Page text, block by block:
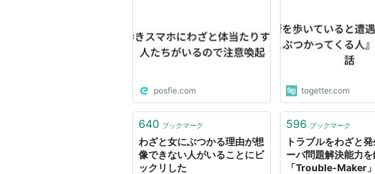
posfie.com togetter.com
640 ブックマーク
わざと女にぶつかる理由が想
像できない人がいることにビ
ックリした
596 ブックマーク
トラブルをわざと
ーバ問題解決能力を
「Trouble-Maker